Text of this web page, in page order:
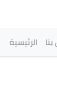
Main
الرئيسية